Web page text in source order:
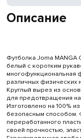
Описание
Футболка Joma MANGA
белый с коротким
многофункциональная
различных физических
Круглый вырез из
для предотвращения
Изготовлено на 100%
безопасным способом.
переработанного
своей прочностью,